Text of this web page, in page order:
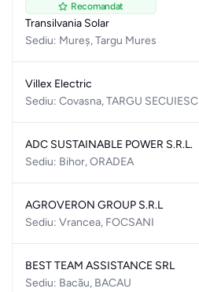
Recomandat
Transilvania Solar
Sediu: Mureș, Targu Mures
Villex Electric
Sediu: Covasna, TARGU SECUIESC
ADC SUSTAINABLE POWER S.R.L.
Sediu: Bihor, ORADEA
AGROVERON GROUP S.R.L
Sediu: Vrancea, FOCSANI
BEST TEAM ASSISTANCE SRL
Sediu: Bacău, BACAU